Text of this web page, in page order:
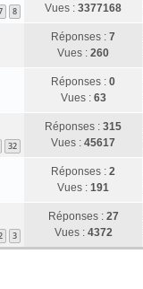
8
Vues : 3377168
Réponses : 7
Vues : 260
Réponses : 0
Vues : 63
32
Réponses : 315
Vues : 45617
Réponses : 2
Vues : 191
3
Réponses : 27
Vues : 4372